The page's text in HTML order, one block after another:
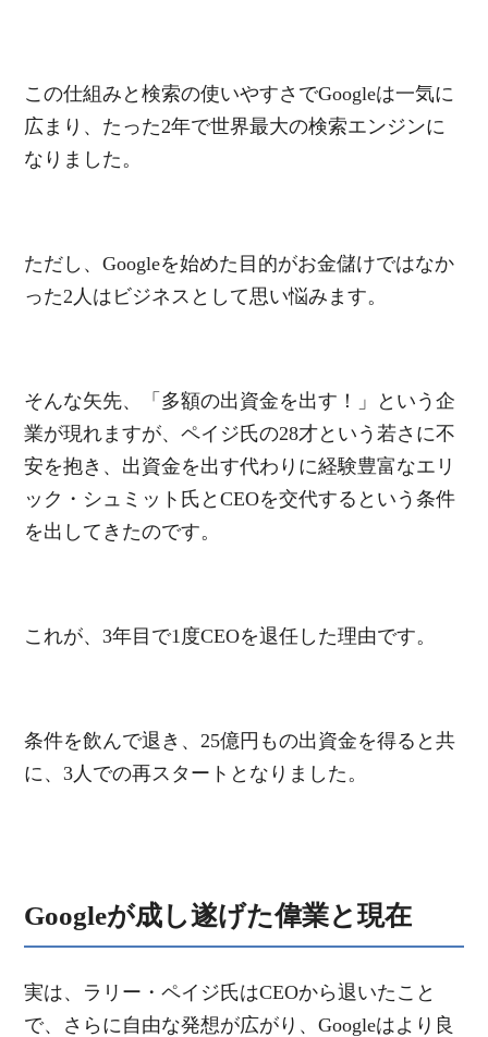
この仕組みと検索の使いやすさでGoogleは一気に
広まり、たった2年で世界最大の検索エンジンに
なりました。
ただし、Googleを始めた目的がお金儲けではなか
った2人はビジネスとして思い悩みます。
そんな矢先、「多額の出資金を出す！」という企
業が現れますが、ペイジ氏の28才という若さに不
安を抱き、出資金を出す代わりに経験豊富なエリ
ック・シュミット氏とCEOを交代するという条件
を出してきたのです。
これが、3年目で1度CEOを退任した理由です。
条件を飲んで退き、25億円もの出資金を得ると共
に、3人での再スタートとなりました。
Googleが成し遂げた偉業と現在
実は、ラリー・ペイジ氏はCEOから退いたこと
で、さらに自由な発想が広がり、Googleはより良